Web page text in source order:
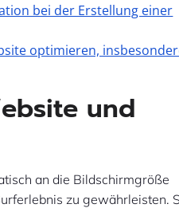
bei der Erstellung einer
optimieren,
und
an die Bildschirmgröße
zu gewährleisten.